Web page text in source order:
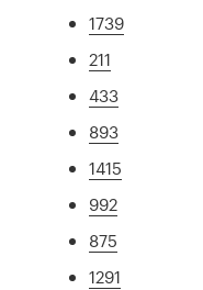
1739
211
433
893
1415
992
875
1291